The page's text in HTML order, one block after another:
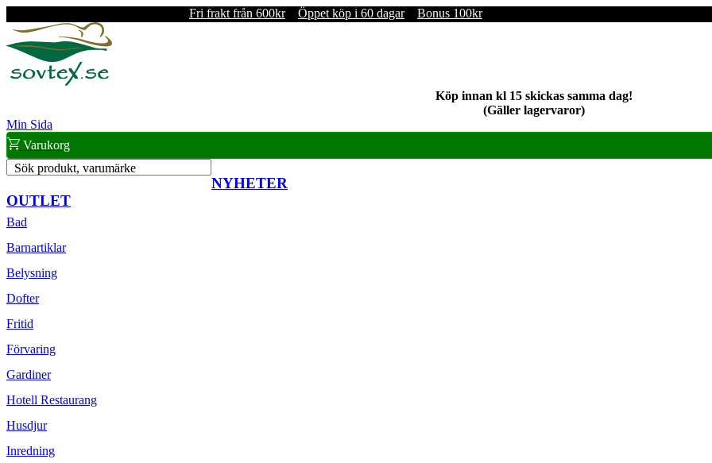
Fri frakt från 600kr Öppet köp i 60 dagar Bonus 100kr
Köp innan kl 15 skickas samma dag!
(Gäller lagervaror)
Min Sida
Varukorg
Sök produkt, varumärke
NYHETER
OUTLET
Bad
Barnartiklar
Belysning
Dofter
Fritid
Förvaring
Gardiner
Hotell Restaurang
Husdjur
Inredning